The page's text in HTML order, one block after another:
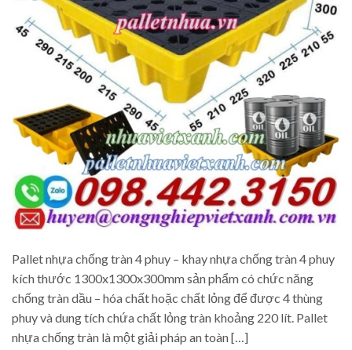
Pallet nhựa chống tràn 4 phuy – khay nhựa chống tràn 4 phuy
kích thước 1300x1300x300mm sản phẩm có chức năng
chống tràn dầu – hóa chất hoặc chất lỏng để được 4 thùng
phuy và dung tích chứa chất lỏng tràn khoảng 220 lít. Pallet
nhựa chống tràn là một giải pháp an toàn […]